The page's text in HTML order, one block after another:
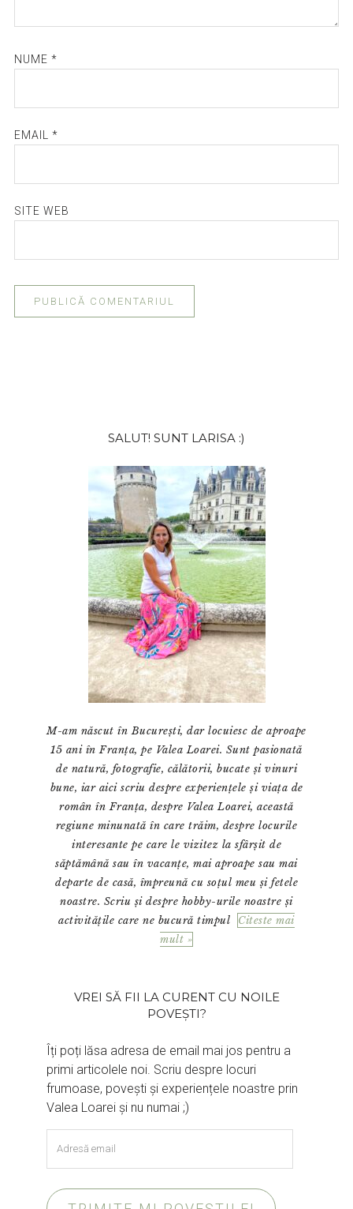
NUME *
EMAIL *
SITE WEB
principală
SALUT! SUNT LARISA :)
M-am născut în București, dar locuiesc de aproape
15 ani în Franța, pe Valea Loarei. Sunt pasionată
de natură, fotografie, călătorii, bucate și vinuri
bune, iar aici scriu despre experiențele și viața de
român în Franța, despre Valea Loarei, această
regiune minunată în care trăim, despre locurile
interesante pe care le vizitez la sfârșit de
săptămână sau în vacanțe, mai aproape sau mai
departe de casă, împreună cu soțul meu și fetele
noastre. Scriu și despre hobby-urile noastre și
activitățile care ne bucură timpul
Citeste mai
mult »
VREI SĂ FII LA CURENT CU NOILE
POVEȘTI?
Îți poți lăsa adresa de email mai jos pentru a
primi articolele noi. Scriu despre locuri
frumoase, povești și experiențele noastre prin
Valea Loarei și nu numai ;)
email